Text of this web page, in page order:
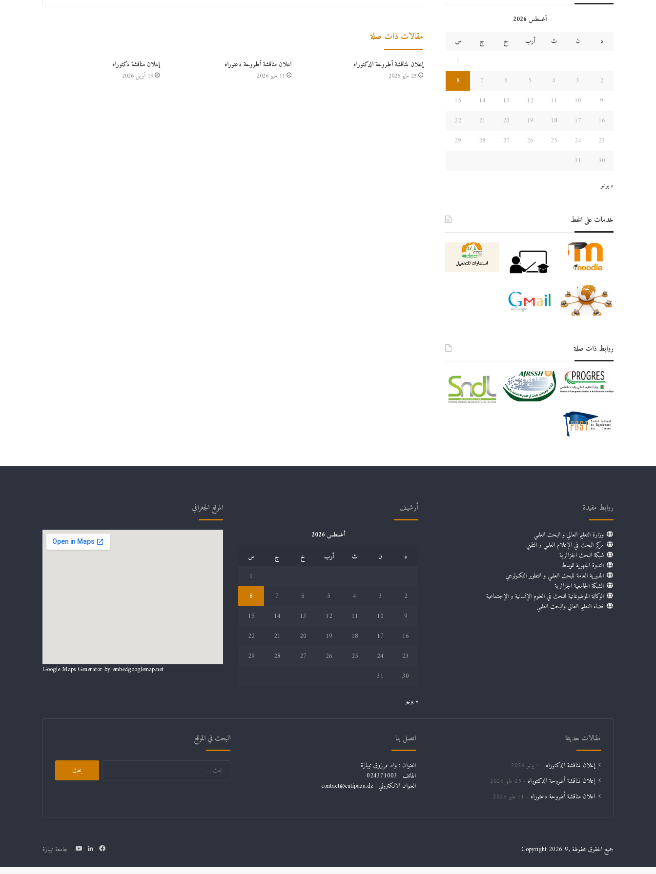
مقالات ذات صلة
إعلان لمناقشة أطروحة الدكتوراه
25 مايو 2026
اعلان مناقشة أطروحة دعتوراه
11 مايو 2026
إعلان مناقشة دكتوراه
19 أبريل 2026
أغسطس 2026
د
ن ث أرب خ ج
س
1
2
3
4
5
6
7
8
9
10
11
12
13
14
15
16
17
18
19
20
21
22
23
24
25
26
27
28
29
30
31
« يونيو
خدمات على الخط
روابط ذات صلة
روابط مفيدة
وزارة التعليم العالي و البحث العلمي
مركز البحث في الإعلام العلمي و التقني
شبكة البحث الجزائرية
الندوة الجهوية للوسط
المديرية العامة للبحث العلمي و التطوير التكنولوجي
الشبكة الجامعية الجزائرية
الوكالة الموضوعاتية للبحث في العلوم الإنسانية و الإجتماعية
فضاء التعليم العالي والبحث العلمي
أرشيف
أغسطس 2026
د
ن ث أرب خ ج
س
1
2
3
4
5
6
7
8
9
10
11
12
13
14
15
16
17
18
19
20
21
22
23
24
25
26
27
28
29
30
31
« يونيو
الموقع الجغرافي
Google Maps Generator by embedgooglemap.net
مقالات حديثة
إعلان لمناقشة الدكتوراه 7 يونيو 2026
إعلان لمناقشة أطروحة الدكتوراه 25 مايو 2026
اعلان مناقشة أطروحة دعتوراه 11 مايو 2026
اتصل بنا
العنوان : واد مرزوق تيبازة
الهاتف : 024371003
العنوان الالكتروني : contact@cutipaza.dz
البحث في الموقع
البحث
جميع الحقوق محفوظة ,© Copyright 2026 جامعة تيبازة فيسبوكلينكدإنيوتيوب